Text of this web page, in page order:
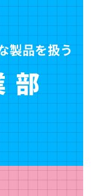
製品を扱う
部